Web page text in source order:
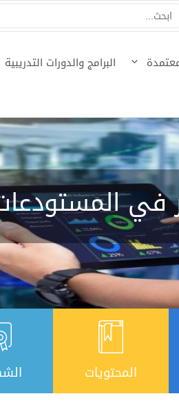
البرامج والدورات التدريبية
في
المحتويات